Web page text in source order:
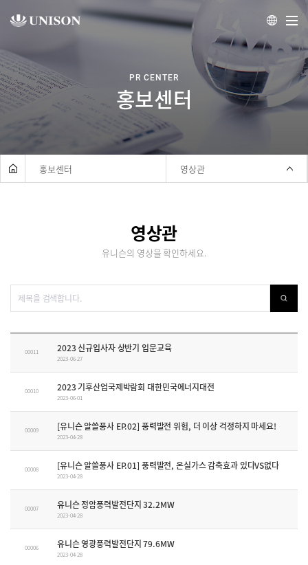
제품
서비스
투자정보
PR CENTER
홍보센터
홍보센터 영상관
영상관
유니슨의 영상을 확인하세요.
00011 2023 신규입사자 상반기 입문교육
2023-06-27
00010 2023 기후산업국제박람회 대한민국에너지대전
2023-06-01
00009 [유니슨 알쓸풍사 EP.02] 풍력발전 위험, 더 이상 걱정하지 마세요!
2023-04-28
00008 [유니슨 알쓸풍사 EP.01] 풍력발전, 온실가스 감축효과 있다VS없다
2023-04-28
00007 유니슨 정암풍력발전단지 32.2MW
2023-04-28
00006 유니슨 영광풍력발전단지 79.6MW
2023-04-28